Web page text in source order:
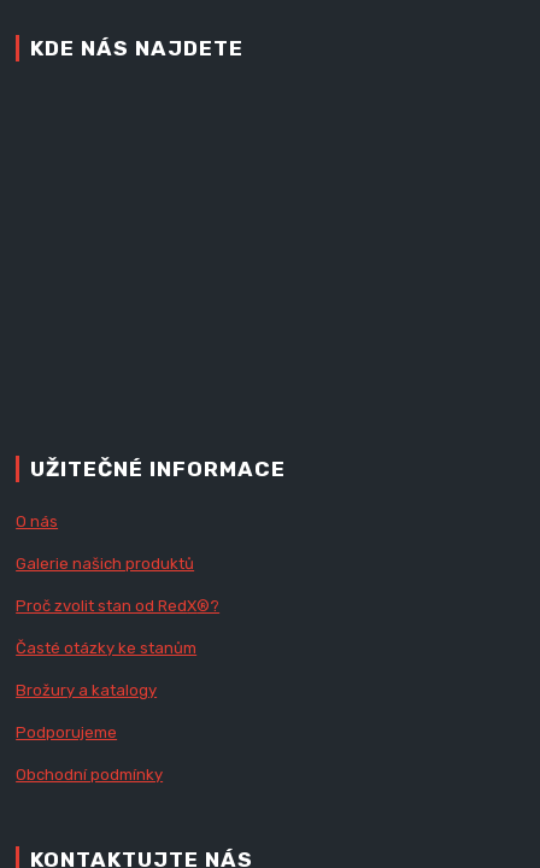
KDE NÁS NAJDETE
UŽITEČNÉ INFORMACE
O nás
Galerie našich produktů
Proč zvolit stan od RedX®?
Časté otázky ke stanům
Brožury a katalogy
Podporujeme
Obchodní podmínky
KONTAKTUJTE NÁS